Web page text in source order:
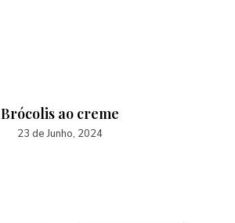
Brócolis ao creme
23 de Junho, 2024